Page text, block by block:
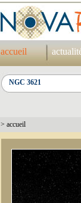
accueil
> accueil